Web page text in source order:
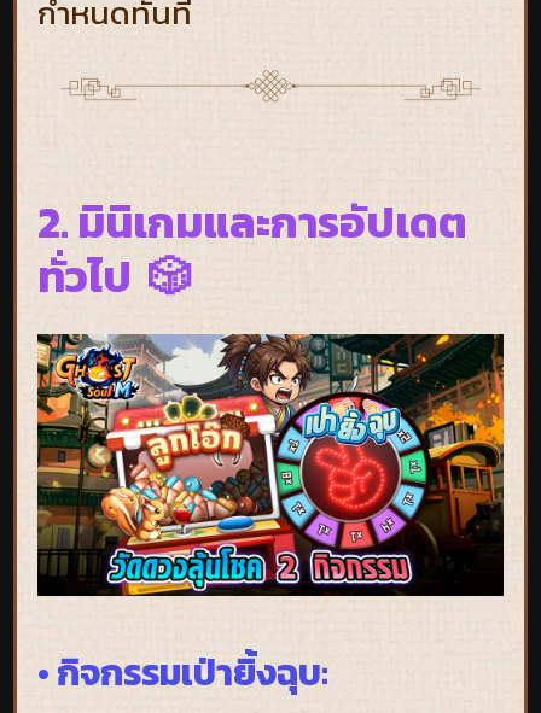
กำหนดทันที
2. มินิเกมและการอัปเดต
ทั่วไป 🎲
• กิจกรรมเป่ายิ้งฉุบ: